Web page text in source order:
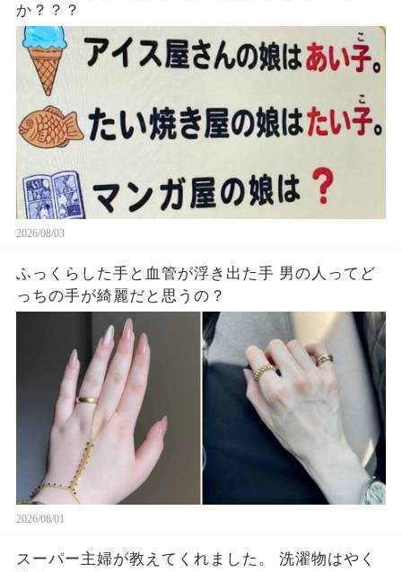
か？？？
2026/08/03
ふっくらした手と血管が浮き出た手 男の人ってど
っちの手が綺麗だと思うの？
2026/08/01
スーパー主婦が教えてくれました。 洗濯物はやく